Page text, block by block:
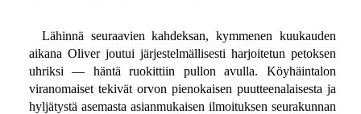
Lähinnä seuraavien kahdeksan, kymmenen kuukauden
aikana Oliver joutui järjestelmällisesti harjoitetun petoksen
uhriksi — häntä ruokittiin pullon avulla. Köyhäintalon
viranomaiset tekivät orvon pienokaisen puutteenalaisesta ja
hyljätystä asemasta asianmukaisen ilmoituksen seurakunnan